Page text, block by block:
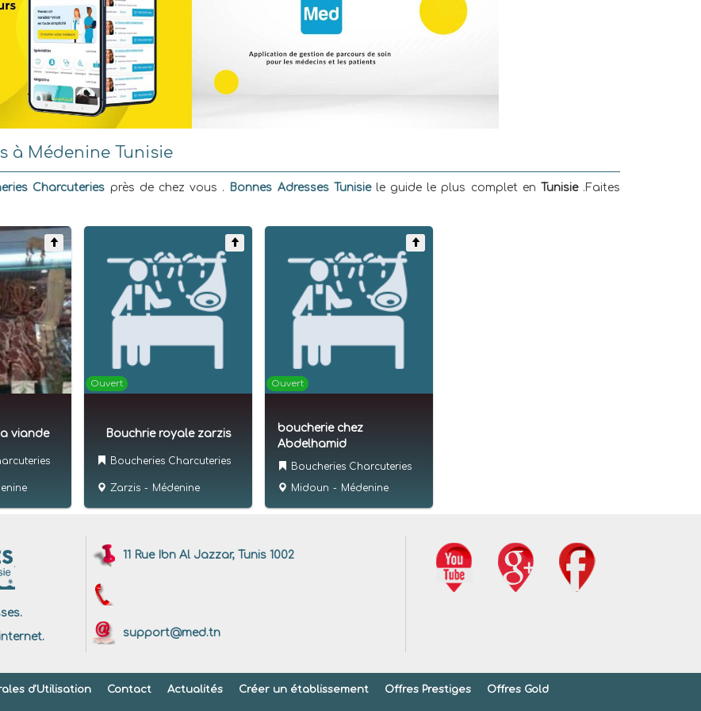
à Médenine Tunisie
Charcuteries près de chez vous . Bonnes Adresses Tunisie le guide le plus complet en Tunisie.Faites
viande
Ouvert
Bouchrie royale zarzis
Boucheries Charcuteries
Zarzis - Médenine
Ouvert
boucherie chez
Abdelhamid
Boucheries Charcuteries
Midoun - Médenine
11 Rue Ibn Al Jazzar, Tunis 1002
support@med.tn
d'Utilisation Contact Actualités Créer un établissement Offres Prestiges Offres Gold